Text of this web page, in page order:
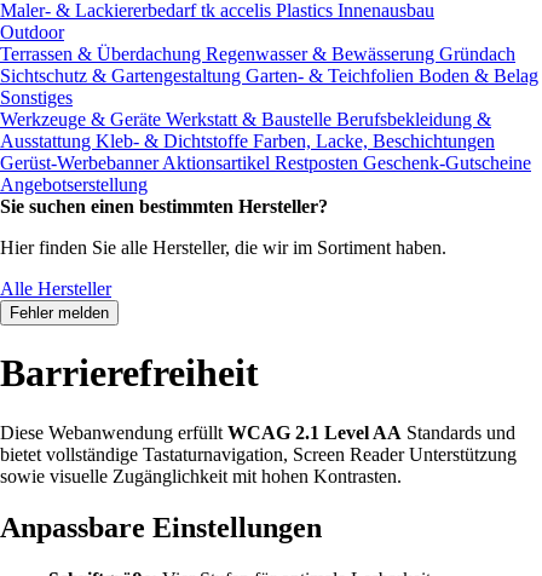
Maler- & Lackiererbedarftk accelis Plastics Innenausbau
Outdoor
Terrassen & Überdachung Regenwasser & Bewässerung Gründach
Sichtschutz & Gartengestaltung Garten- & Teichfolien Boden & Belag
Sonstiges
Werkzeuge & Geräte Werkstatt & Baustelle Berufsbekleidung &
Ausstattung Kleb- & Dichtstoffe Farben, Lacke, Beschichtungen
Gerüst-WerbebannerAktionsartikel Restposten Geschenk-Gutscheine
Angebotserstellung
Sie suchen einen bestimmten Hersteller?
Hier finden Sie alle Hersteller, die wir im Sortiment haben.
Alle Hersteller
Fehler melden
Barrierefreiheit
Diese Webanwendung erfüllt WCAG 2.1 Level AA Standards und
bietet vollständige Tastaturnavigation, Screen Reader Unterstützung
sowie visuelle Zugänglichkeit mit hohen Kontrasten.
Anpassbare Einstellungen